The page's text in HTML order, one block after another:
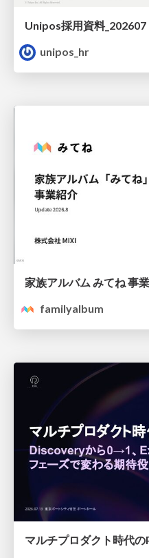
Unipos採用資料_202607
unipos_hr
家族アルバム みてね 事
familyalbum